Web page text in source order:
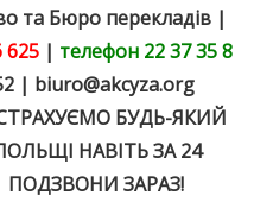
та Бюро перекладів |
625 | телефон 22 37 35 8
| biuro@akcyza.org
БУДЬ-ЯКИЙ
НАВІТЬ ЗА 24
ЗАРАЗ!